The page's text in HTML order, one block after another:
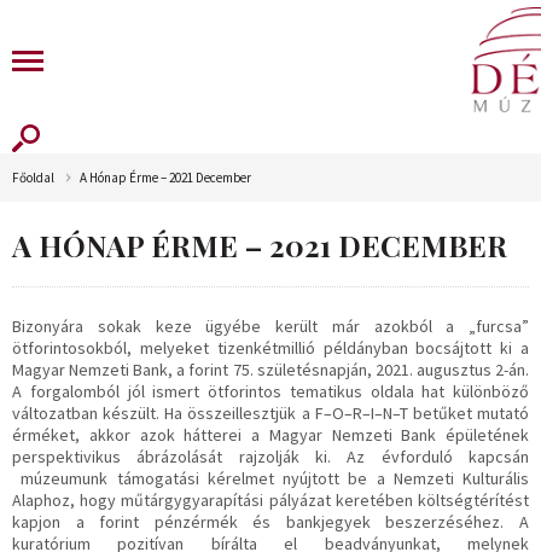
Főoldal A Hónap Érme – 2021 December
A HÓNAP ÉRME – 2021 DECEMBER
Bizonyára sokak keze ügyébe került már azokból a „furcsa”
ötforintosokból, melyeket tizenkétmillió példányban bocsájtott ki a
Magyar Nemzeti Bank, a forint 75. születésnapján, 2021. augusztus 2-án.
A forgalomból jól ismert ötforintos tematikus oldala hat különböző
változatban készült. Ha összeillesztjük a F–O–R–I–N–T betűket mutató
érméket, akkor azok hátterei a Magyar Nemzeti Bank épületének
perspektivikus ábrázolását rajzolják ki. Az évforduló kapcsán
múzeumunk támogatási kérelmet nyújtott be a Nemzeti Kulturális
Alaphoz, hogy műtárgygyarapítási pályázat keretében költségtérítést
kapjon a forint pénzérmék és bankjegyek beszerzéséhez. A
kuratórium pozitívan bírálta el beadványunkat, melynek